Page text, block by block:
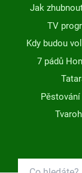
Jak
TV
Kdy budou
7 pádů